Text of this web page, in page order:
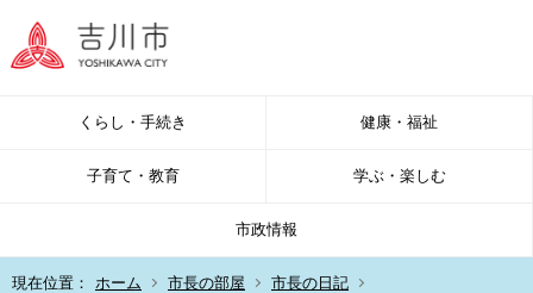
くらし・手続き 健康・福祉
子育て・教育 学ぶ・楽しむ
市政情報
現在位置： ホーム 市長の部屋
市長の日記